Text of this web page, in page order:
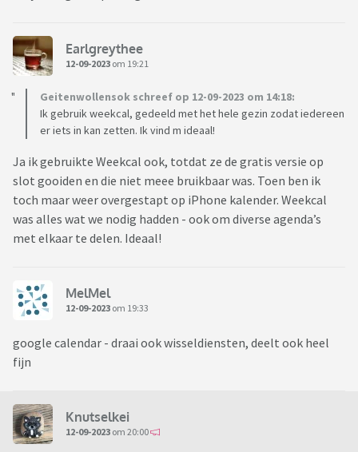
Earlgreythee
12-09-2023 om 19:21
Geitenwollensok schreef op 12-09-2023 om 14:18:
Ik gebruik weekcal, gedeeld met het hele gezin zodat iedereen
er iets in kan zetten. Ik vind m ideaal!
Ja ik gebruikte Weekcal ook, totdat ze de gratis versie op
slot gooiden en die niet meee bruikbaar was. Toen ben ik
toch maar weer overgestapt op iPhone kalender. Weekcal
was alles wat we nodig hadden - ook om diverse agenda’s
met elkaar te delen. Ideaal!
MelMel
12-09-2023 om 19:33
google calendar - draai ook wisseldiensten, deelt ook heel
fijn
Knutselkei
12-09-2023 om 20:00